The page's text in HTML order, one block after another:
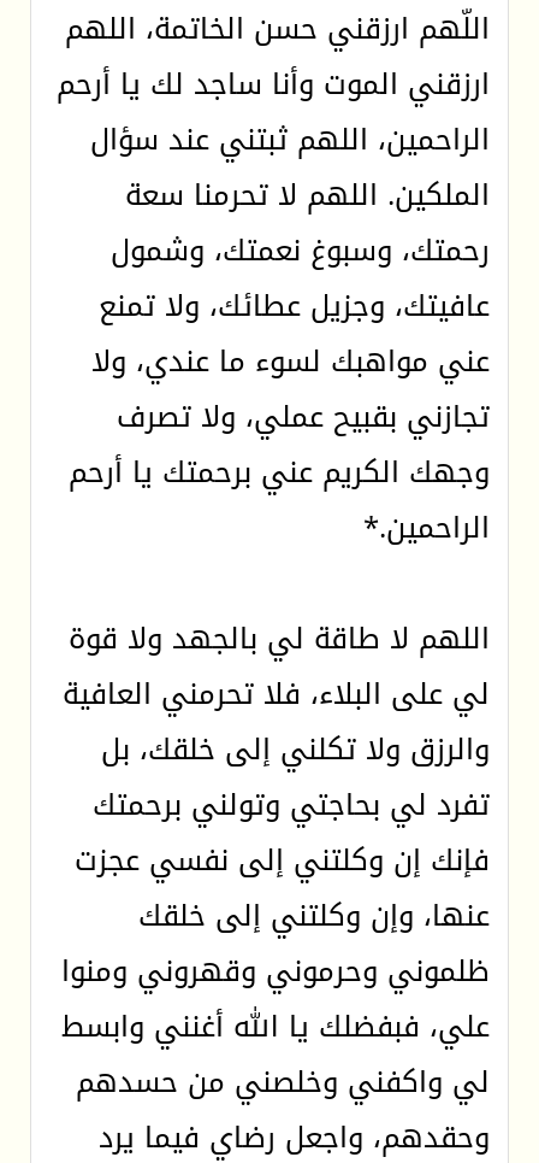
اللّهم ارزقني حسن الخاتمة، اللهم
ارزقني الموت وأنا ساجد لك يا أرحم
الراحمين، اللهم ثبتني عند سؤال
الملكين. اللهم لا تحرمنا سعة
رحمتك، وسبوغ نعمتك، وشمول
عافيتك، وجزيل عطائك، ولا تمنع
عني مواهبك لسوء ما عندي، ولا
تجازني بقبيح عملي، ولا تصرف
وجهك الكريم عني برحمتك يا أرحم
الراحمين.*
اللهم لا طاقة لي بالجهد ولا قوة
لي على البلاء، فلا تحرمني العافية
والرزق ولا تكلني إلى خلقك، بل
تفرد لي بحاجتي وتولني برحمتك
فإنك إن وكلتني إلى نفسي عجزت
عنها، وإن وكلتني إلى خلقك
ظلموني وحرموني وقهروني ومنوا
علي، فبفضلك يا الله أغنني وابسط
لي واكفني وخلصني من حسدهم
وحقدهم، واجعل رضاي فيما يرد